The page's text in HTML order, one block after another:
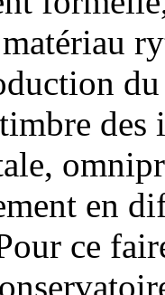
des
en
ce